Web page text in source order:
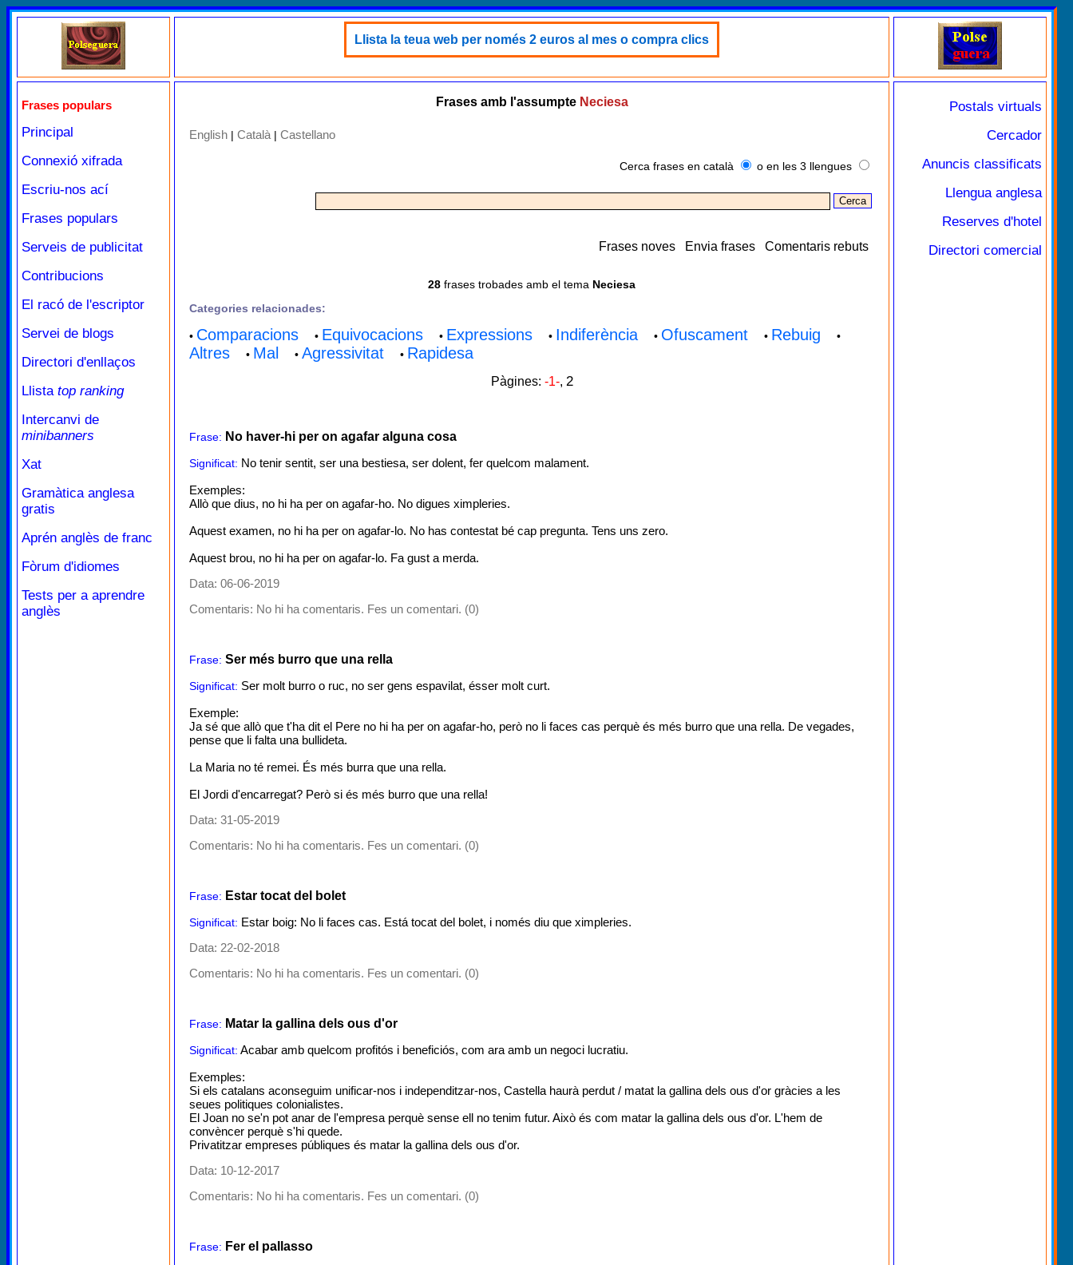
Llista la teua web per només 2 euros al mes o compra clics
Frases populars
Principal
Connexió xifrada
Escriu-nos ací
Frases populars
Serveis de publicitat
Contribucions
El racó de l'escriptor
Servei de blogs
Directori d'enllaços
Llista top ranking
Intercanvi de
minibanners
Xat
Gramàtica anglesa
gratis
Aprén anglès de franc
Fòrum d'idiomes
Tests per a aprendre
anglès
Frases amb l'assumpte Neciesa
English | Català| Castellano
Cerca frases en català o en les 3 llengues
Frases noves Envia frases Comentaris rebuts
28 frases trobades amb el tema Neciesa
Categories relacionades:
• Comparacions • Equivocacions • Expressions • Indiferència• Ofuscament • Rebuig •
Altres • Mal • Agressivitat • Rapidesa
Pàgines: -1-, 2
Frase: No haver-hi per on agafar alguna cosa
Significat: No tenir sentit, ser una bestiesa, ser dolent, fer quelcom malament.
Exemples:
Allò que dius, no hi ha per on agafar-ho. No digues ximpleries.
Aquest examen, no hi ha per on agafar-lo. No has contestat bé cap pregunta. Tens uns zero.
Aquest brou, no hi ha per on agafar-lo. Fa gust a merda.
Data: 06-06-2019
Comentaris: No hi ha comentaris. Fes un comentari. (0)
Frase: Ser més burro que una rella
Significat: Ser molt burro o ruc, no ser gens espavilat, ésser molt curt.
Exemple:
Ja sé que allò que t'ha dit el Pere no hi ha per on agafar-ho, però no li faces cas perquè és més burro que una rella. De vegades,
pense que li falta una bullideta.
La Maria no té remei. És més burra que una rella.
El Jordi d'encarregat? Però si és més burro que una rella!
Data: 31-05-2019
Comentaris: No hi ha comentaris. Fes un comentari. (0)
Frase: Estar tocat del bolet
Significat: Estar boig: No li faces cas. Está tocat del bolet, i només diu que ximpleries.
Data: 22-02-2018
Comentaris: No hi ha comentaris. Fes un comentari. (0)
Frase: Matar la gallina dels ous d'or
Significat: Acabar amb quelcom profitós i beneficiós, com ara amb un negoci lucratiu.
Exemples:
Si els catalans aconseguim unificar-nos i independitzar-nos, Castella haurà perdut / matat la gallina dels ous d'or gràcies a les
seues politiques colonialistes.
El Joan no se'n pot anar de l'empresa perquè sense ell no tenim futur. Això és com matar la gallina dels ous d'or. L'hem de
convèncer perquè s'hi quede.
Privatitzar empreses públiques és matar la gallina dels ous d'or.
Data: 10-12-2017
Comentaris: No hi ha comentaris. Fes un comentari. (0)
Frase: Fer el pallasso
Postals virtuals
Cercador
Anuncis classificats
Llengua anglesa
Reserves d'hotel
Directori comercial